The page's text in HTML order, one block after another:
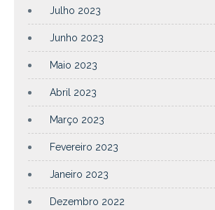
Julho 2023
Junho 2023
Maio 2023
Abril 2023
Março 2023
Fevereiro 2023
Janeiro 2023
Dezembro 2022